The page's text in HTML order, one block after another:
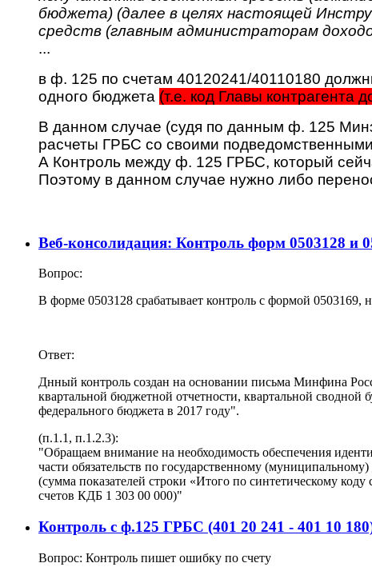
бюджета) (далее в целях настоящей
средств (главным администраторам
...
в ф. 125 по счетам 40120241/40110180
одного бюджета (т.е. код Главы контрагента
В данном случае (судя по данным ф. 125
расчеты ГРБС со своими
А Контроль между ф. 125 ГРБС, который
Поэтому в данном случае нужно либо
Веб-консолидация: Контроль форм 0503128 и
Вопрос:
В форме 0503128 срабатывает контроль с формой 0503169,
Ответ:
Днный контроль создан на основании письма Минфина
квартальной бюджетной отчетности, квартальной
федерального бюджета в 2017 году".
(п.1.1, п.1.2.3):
"Обращаем внимание на необходимость обеспечения
части обязательств по государственному
(сумма показателей строки «Итого по синтетическому
счетов КДБ 1 303 00 000)"
Контроль c ф.125 ГРБС (401 20 241 - 401 10
Вопрос: Контроль пишет ошибку по счету